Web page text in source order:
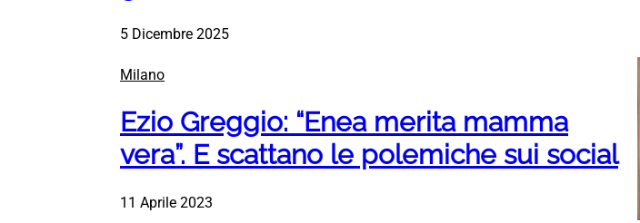
5 Dicembre 2025
Milano
Ezio Greggio: “Enea merita mamma
vera”. E scattano le polemiche sui social
11 Aprile 2023